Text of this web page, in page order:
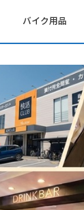
バイク用品